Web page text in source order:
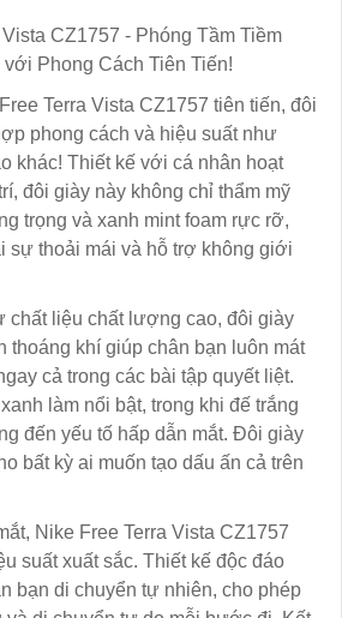
CZ1757 - Phóng Tầm Tiềm
Phong Cách Tiên Tiến!
Terra Vista CZ1757 tiên tiến, đôi
phong cách và hiệu suất như
khác! Thiết kế với cá nhân hoạt
đôi giày này không chỉ thẩm mỹ
trọng và xanh mint foam rực rỡ,
sự thoải mái và hỗ trợ không giới
chất liệu chất lượng cao, đôi giày
thoáng khí giúp chân bạn luôn mát
cả trong các bài tập quyết liệt.
làm nổi bật, trong khi đế trắng
đến yếu tố hấp dẫn mắt. Đôi giày
bất kỳ ai muốn tạo dấu ấn cả trên
Nike Free Terra Vista CZ1757
suất xuất sắc. Thiết kế độc đáo
bạn di chuyển tự nhiên, cho phép